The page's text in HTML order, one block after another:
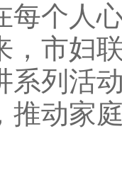
每个人
妇联
系列活
推动家